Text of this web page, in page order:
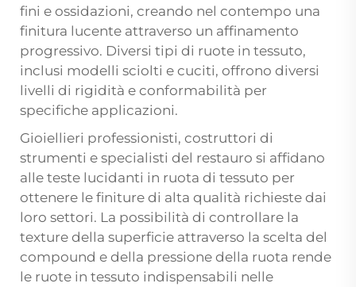
fini e ossidazioni, creando nel contempo una
finitura lucente attraverso un affinamento
progressivo. Diversi tipi di ruote in tessuto,
inclusi modelli sciolti e cuciti, offrono diversi
livelli di rigidità e conformabilità per
specifiche applicazioni.
Gioiellieri professionisti, costruttori di
strumenti e specialisti del restauro si affidano
alle teste lucidanti in ruota di tessuto per
ottenere le finiture di alta qualità richieste dai
loro settori. La possibilità di controllare la
texture della superficie attraverso la scelta del
compound e della pressione della ruota rende
le ruote in tessuto indispensabili nelle